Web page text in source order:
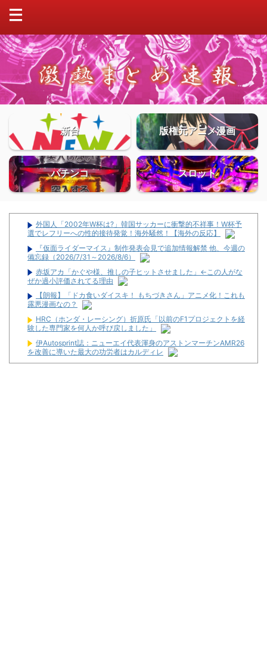
新台 版権元アニメ漫画
パチンコ スロット
外国人「2002年W杯は?」韓国サッカーに衝撃的不祥事！W杯予
選でレフリーへの性的接待発覚！海外騒然！【海外の反応】
『仮面ライダーマイス』制作発表会見で追加情報解禁 他、今週の
備忘録（2026/7/31～2026/8/6）
赤坂アカ「かぐや様、推しの子ヒットさせました」←この人がな
ぜか過小評価されてる理由
【朗報】「ドカ食いダイスキ！ もちづきさん」アニメ化！これも
露悪漫画なの？
HRC（ホンダ・レーシング）折原氏「以前のF1プロジェクトを経
験した専門家を何人か呼び戻しました」
伊Autosprint誌：ニューエイ代表渾身のアストンマーチンAMR26
を改善に導いた最大の功労者はカルディレ
【ラブライブ！虹ヶ咲学園スクールアイドル同好会】フリュー